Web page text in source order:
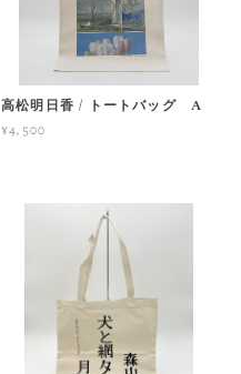
高松明日香 / トートバッグ A
¥4,500